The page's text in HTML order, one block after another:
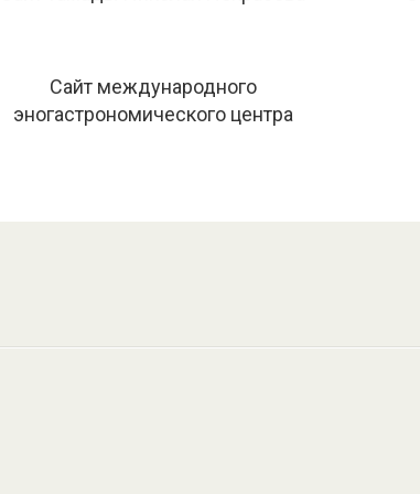
Сайт международного
эногастрономического центра